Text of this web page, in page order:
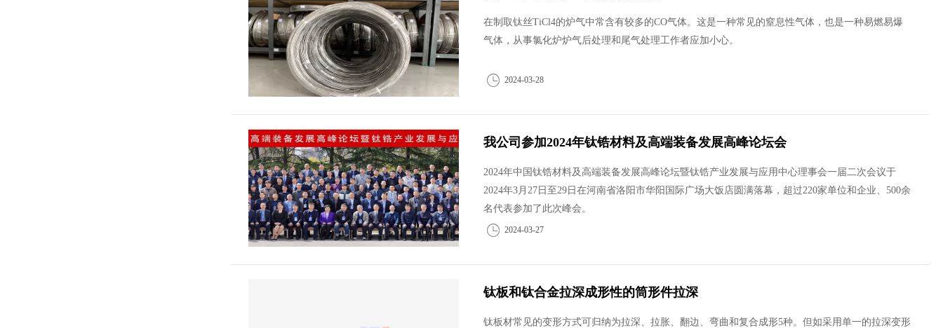
在制取钛丝TiCl4的炉气中常含有较多的CO气体。这是一种常见的窒息性气体，也是一种易燃易爆
气体，从事氯化炉炉气后处理和尾气处理工作者应加小心。
2024-03-28
我公司参加2024年钛锆材料及高端装备发展高峰论坛会
2024年中国钛锆材料及高端装备发展高峰论坛暨钛锆产业发展与应用中心理事会一届二次会议于
2024年3月27日至29日在河南省洛阳市华阳国际广场大饭店圆满落幕，超过220家单位和企业、500余
名代表参加了此次峰会。
2024-03-27
钛板和钛合金拉深成形性的筒形件拉深
钛板材常见的变形方式可归纳为拉深、拉胀、翻边、弯曲和复合成形5种。但如采用单一的拉深变形